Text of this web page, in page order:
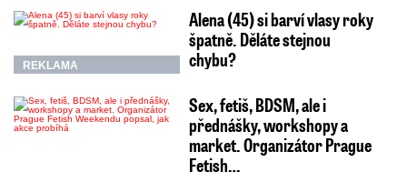
REKLAMA
Alena (45) si barví vlasy roky
špatně. Děláte stejnou
chybu?
Sex, fetiš, BDSM, ale i
přednášky, workshopy a
market. Organizátor Prague
Fetish…